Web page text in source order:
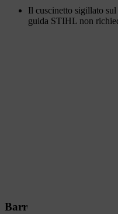
Il cuscinetto sigillato
guida STIHL non
Barre di guida leggere